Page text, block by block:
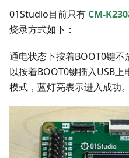
01Studio目前只有 CM-
烧录方式如下：
通电状态下按着BOOT0键
以按着BOOT0键插入USB
模式，蓝灯亮表示进入成功。